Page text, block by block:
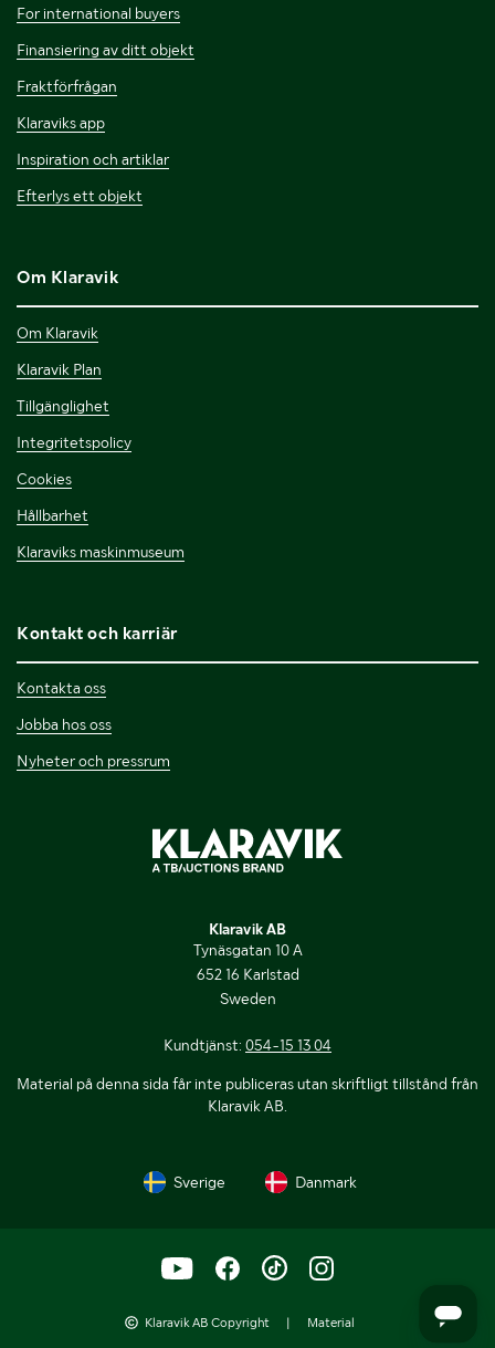
For international buyers
Finansiering av ditt objekt
Fraktförfrågan
Klaraviks app
Inspiration och artiklar
Efterlys ett objekt
Om Klaravik
Om Klaravik
Klaravik Plan
Tillgänglighet
Integritetspolicy
Cookies
Hållbarhet
Klaraviks maskinmuseum
Kontakt och karriär
Kontakta oss
Jobba hos oss
Nyheter och pressrum
Klaravik AB
Tynäsgatan 10 A
652 16 Karlstad
Sweden
Kundtjänst: 054-15 13 04
Material på denna sida får inte publiceras utan skriftligt tillstånd från
Klaravik AB.
Sverige Danmark
Klaravik AB Copyright | Material